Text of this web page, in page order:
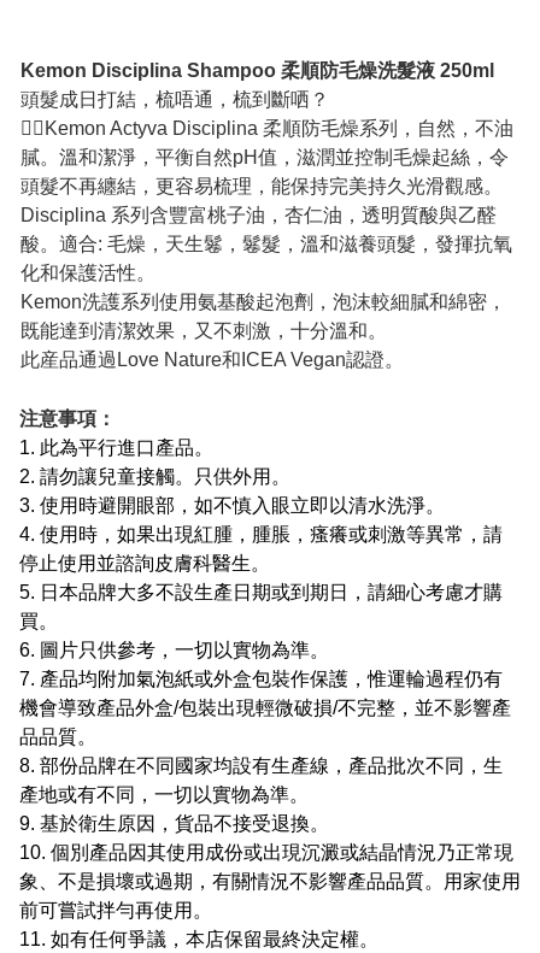
Kemon Disciplina Shampoo 柔順防毛燥洗髮液 250ml
頭髮成日打結，梳唔通，梳到斷哂？
👉🏻Kemon Actyva Disciplina 柔順防毛燥系列，自然，不油
膩。溫和潔淨，平衡自然pH值，滋潤並控制毛燥起絲，令
頭髮不再纏結，更容易梳理，能保持完美持久光滑觀感。
Disciplina 系列含豐富桃子油，杏仁油，透明質酸與乙醛
酸。適合: 毛燥，天生鬈，鬈髮，溫和滋養頭髮，發揮抗氧
化和保護活性。
Kemon洗護系列使用氨基酸起泡劑，泡沫較細膩和綿密，
既能達到清潔效果，又不刺激，十分溫和。
此産品通過Love Nature和ICEA Vegan認證。
注意事項：
1. 此為平行進口產品。
2. 請勿讓兒童接觸。只供外用。
3. 使用時避開眼部，如不慎入眼立即以清水洗淨。
4. 使用時，如果出現紅腫，腫脹，瘙癢或刺激等異常，請
停止使用並諮詢皮膚科醫生。
5. 日本品牌大多不設生產日期或到期日，請細心考慮才購
買。
6. 圖片只供參考，一切以實物為準。
7. 產品均附加氣泡紙或外盒包裝作保護，惟運輪過程仍有
機會導致產品外盒/包裝出現輕微破損/不完整，並不影響產
品品質。
8. 部份品牌在不同國家均設有生產線，產品批次不同，生
產地或有不同，一切以實物為準。
9. 基於衛生原因，貨品不接受退換。
10. 個別產品因其使用成份或出現沉澱或結晶情況乃正常現
象、不是損壞或過期，有關情況不影響產品品質。用家使用
前可嘗試拌勻再使用。
11. 如有任何爭議，本店保留最終決定權。